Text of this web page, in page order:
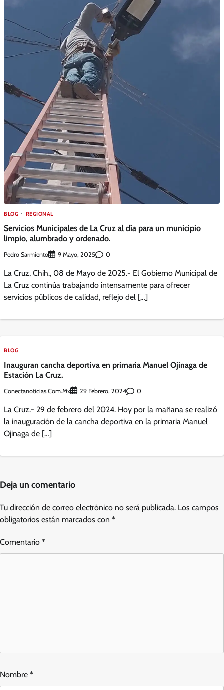
BLOG REGIONAL
Servicios Municipales de La Cruz al día para un municipio
limpio, alumbrado y ordenado.
Pedro Sarmiento 9 Mayo, 2025 0
La Cruz, Chih., 08 de Mayo de 2025.- El Gobierno Municipal de
La Cruz continúa trabajando intensamente para ofrecer
servicios públicos de calidad, reflejo del […]
BLOG
Inauguran cancha deportiva en primaria Manuel Ojinaga de
Estación La Cruz.
Conectanoticias.com.mx 29 Febrero, 2024 0
La Cruz.- 29 de febrero del 2024. Hoy por la mañana se realizó
la inauguración de la cancha deportiva en la primaria Manuel
Ojinaga de […]
Deja un comentario
Tu dirección de correo electrónico no será publicada. Los campos
obligatorios están marcados con *
Comentario *
Nombre *